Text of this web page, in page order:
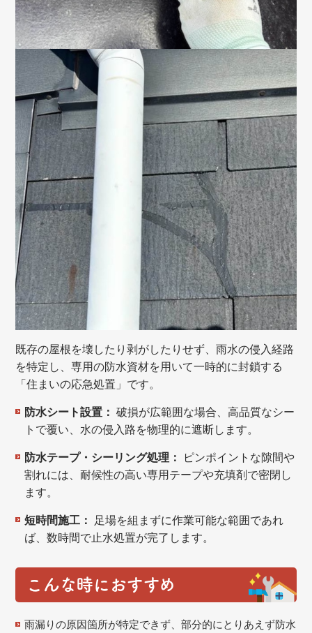
既存の屋根を壊したり剥がしたりせず、雨水の侵入経路
を特定し、専用の防水資材を用いて一時的に封鎖する
「住まいの応急処置」です。
防水シート設置： 破損が広範囲な場合、高品質なシー
トで覆い、水の侵入路を物理的に遮断します。
防水テープ・シーリング処理：
ピンポイントな隙間や
割れには、耐候性の高い専用テープや充填剤で密閉し
ます。
短時間施工：
足場を組まずに作業可能な範囲であれ
ば、数時間で止水処置が完了します。
こんな時におすすめ
雨漏りの原因箇所が特定できず、部分的にとりあえず防水